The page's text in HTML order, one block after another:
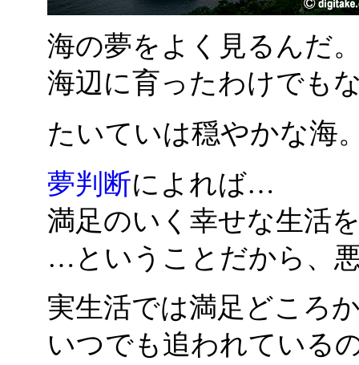
海の夢をよく見るんだ
海辺に育ったわけでも
たいていは穏やかな海
夢判断によれば…
満足のいく幸せな生活
…ということだから、
実生活では満足どころ
いつでも追われている